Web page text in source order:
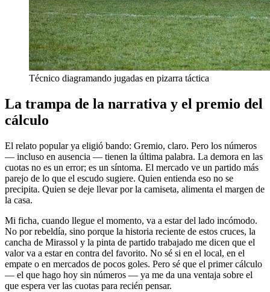
Técnico diagramando jugadas en pizarra táctica
La trampa de la narrativa y el premio del
cálculo
El relato popular ya eligió bando: Gremio, claro. Pero los números
— incluso en ausencia — tienen la última palabra. La demora en las
cuotas no es un error; es un síntoma. El mercado ve un partido más
parejo de lo que el escudo sugiere. Quien entienda eso no se
precipita. Quien se deje llevar por la camiseta, alimenta el margen de
la casa.
Mi ficha, cuando llegue el momento, va a estar del lado incómodo.
No por rebeldía, sino porque la historia reciente de estos cruces, la
cancha de Mirassol y la pinta de partido trabajado me dicen que el
valor va a estar en contra del favorito. No sé si en el local, en el
empate o en mercados de pocos goles. Pero sé que el primer cálculo
— el que hago hoy sin números — ya me da una ventaja sobre el
que espera ver las cuotas para recién pensar.